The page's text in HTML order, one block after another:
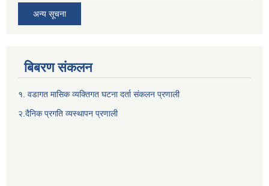
अन्य सूचना
बिबरण संकलन
१. वडागत मासिक व्यक्तिगत घटना दर्ता संकलन प्रणाली
२.दैनिक प्रगति व्यस्थापन प्रणाली